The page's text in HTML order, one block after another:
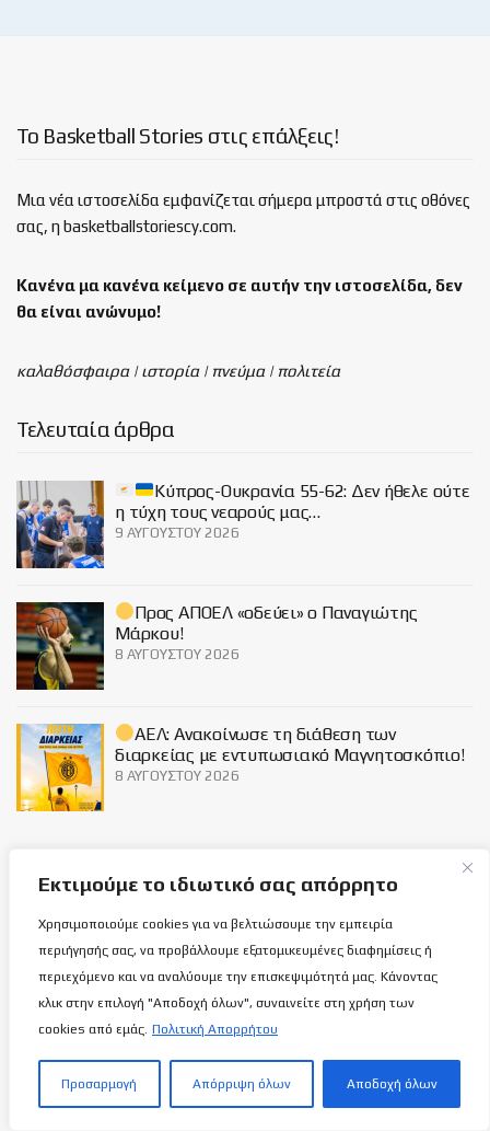
Εκτιμούμε το ιδιωτικό σας απόρρητο
Χρησιμοποιούμε cookies για να βελτιώσουμε την εμπειρία
περιήγησής σας, να προβάλλουμε εξατομικευμένες διαφημίσεις ή
περιεχόμενο και να αναλύουμε την επισκεψιμότητά μας. Κάνοντας
κλικ στην επιλογή "Αποδοχή όλων", συναινείτε στη χρήση των
cookies από εμάς. Πολιτική Απορρήτου
Προσαρμογή Απόρριψη όλων Αποδοχή όλων
Το Basketball Stories στις επάλξεις!
Μια νέα ιστοσελίδα εμφανίζεται σήμερα μπροστά στις οθόνες
σας, η basketballstoriescy.com.
Κανένα μα κανένα κείμενο σε αυτήν την ιστοσελίδα, δεν
θα είναι ανώνυμο!
καλαθόσφαιρα | ιστορία | πνεύμα | πολιτεία
Τελευταία άρθρα
Κύπρος-Ουκρανία 55-62: Δεν ήθελε ούτε
η τύχη τους νεαρούς μας…
9 ΑΥΓΟΎΣΤΟΥ 2026
Προς ΑΠΟΕΛ «οδεύει» ο Παναγιώτης
Μάρκου!
8 ΑΥΓΟΎΣΤΟΥ 2026
ΑΕΛ: Ανακοίνωσε τη διάθεση των
διαρκείας με εντυπωσιακό Μαγνητοσκόπιο!
8 ΑΥΓΟΎΣΤΟΥ 2026
Σχετικά με εμάς
ΌΡΟΙ ΧΡΉΣΗΣ
ΠΟΛΙΤΙΚΉ ΑΠΟΡΡΉΤΟΥ